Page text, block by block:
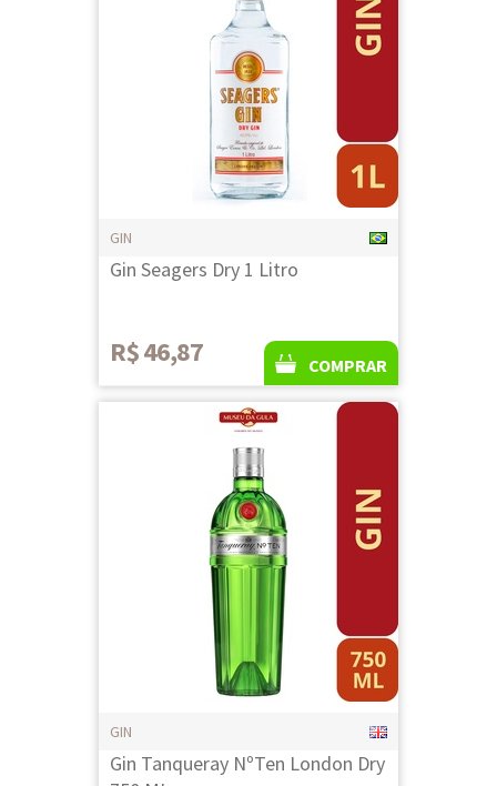
GIN
Gin Seagers Dry 1 Litro
R$ 46,87 COMPRAR
GIN
Gin Tanqueray NºTen London Dry